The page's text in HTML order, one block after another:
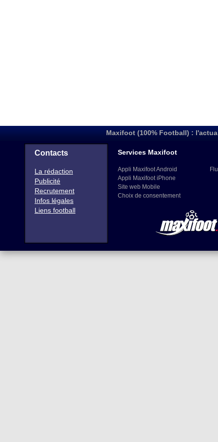
Maxifoot (100% Football) :
Contacts
La rédaction
Publicité
Recrutement
Infos légales
Liens football
Services Maxifoot
Appli Maxifoot Android
Appli Maxifoot iPhone
Site web Mobile
Choix de consentement